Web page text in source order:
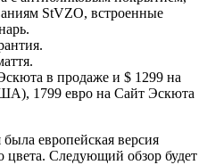
StVZO, встроенные
в продаже и $ 1299 на
1799 евро на Сайт Эскюта
европейская версия
цвета. Следующий обзор будет